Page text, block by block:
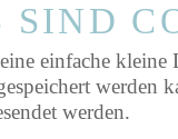
SIND
einfache kleine
werden
werden.